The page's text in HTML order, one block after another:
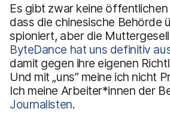
Es gibt zwar keine
dass die chinesische Behörde
spioniert, aber die
ByteDance hat uns definitiv
damit gegen ihre eigenen
Und mit „uns” meine ich nicht
Ich meine Arbeiter*innen der
Journalisten.